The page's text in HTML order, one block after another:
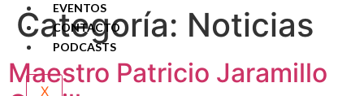
EVENTOS
CONTACTO
PODCASTS
X
Categoría: Noticias
Maestro Patricio Jaramillo